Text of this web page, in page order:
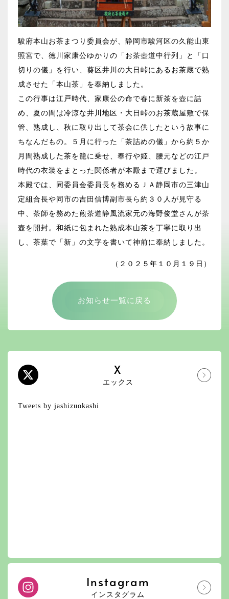
駿府本山お茶まつり委員会が、静岡市駿河区の久能山東
照宮で、徳川家康公ゆかりの「お茶壺道中行列」と「口
切りの儀」を行い、葵区井川の大日峠にあるお茶蔵で熟
成させた「本山茶」を奉納しました。
この行事は江戸時代、家康公の命で春に新茶を壺に詰
め、夏の間は冷涼な井川地区・大日峠のお茶蔵屋敷で保
管、熟成し、秋に取り出して茶会に供したという故事に
ちなんだもの。５月に行った「茶詰めの儀」から約５か
月間熟成した茶を籠に乗せ、奉行や姫、腰元などの江戸
時代の衣装をまとった関係者が本殿まで運びました。
本殿では、同委員会委員長を務めるＪＡ静岡市の三津山
定組合長や同市の吉田信博副市長ら約３０人が見守る
中、茶師を務めた煎茶道静風流家元の海野俊堂さんが茶
壺を開封。和紙に包まれた熟成本山茶を丁寧に取り出
し、茶葉で「新」の文字を書いて神前に奉納しました。
（２０２５年１０月１９日）
お知らせ一覧に戻る
X
エックス
Tweets by jashizuokashi
Instagram
インスタグラム